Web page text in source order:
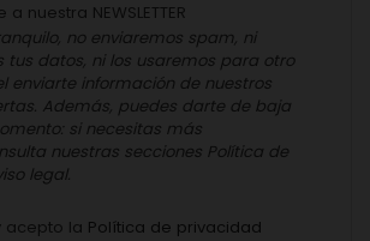
nuestra NEWSLETTER
no enviaremos spam, ni
tus datos, ni los usaremos para otro
enviarte información de nuestros
Además, puedes darte de baja
si necesitas más
nuestras secciones Política de
legal.
acepto la Política de privacidad